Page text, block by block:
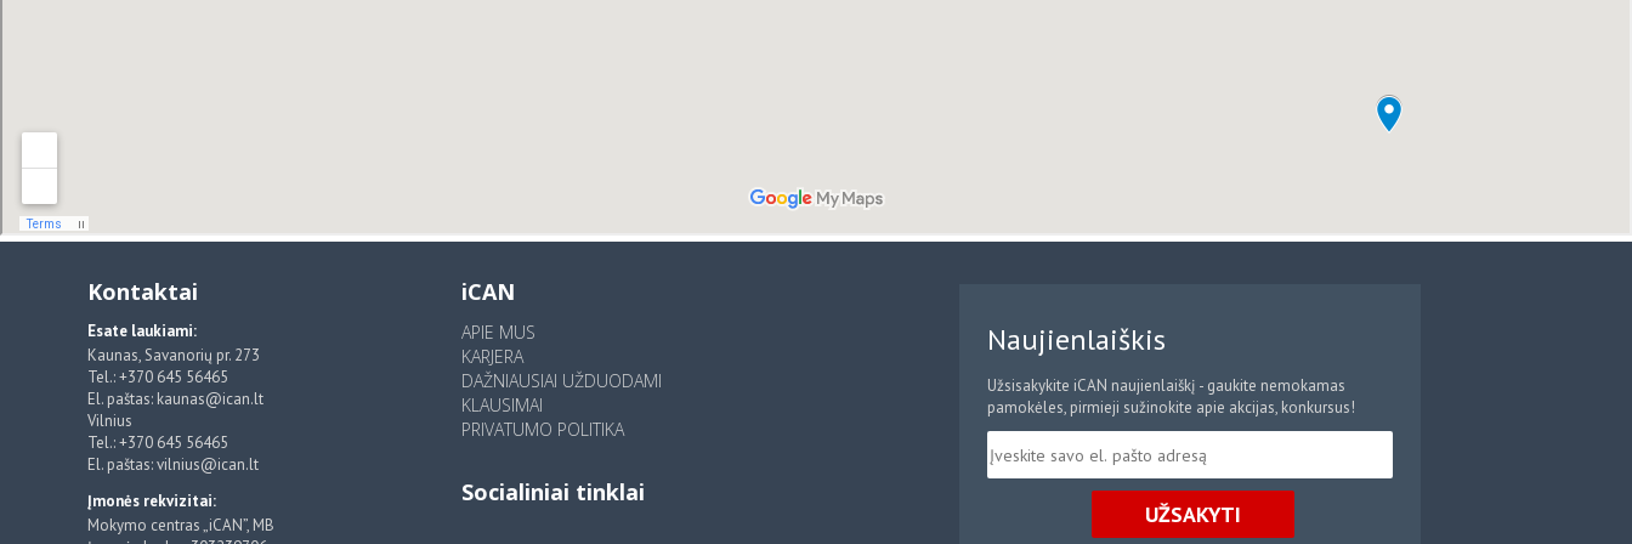
Kontaktai
Esate laukiami:
Kaunas, Savanorių pr. 273
Tel.: +370 645 56465
El. paštas: kaunas@ican.lt
Vilnius
Tel.: +370 645 56465
El. paštas: vilnius@ican.lt
Įmonės rekvizitai:
Mokymo centras „iCAN”, MB
iCAN
APIE MUS
KARJERA
DAŽNIAUSIAI UŽDUODAMI
KLAUSIMAI
PRIVATUMO POLITIKA
Socialiniai tinklai
Naujienlaiškis
Užsisakykite iCAN naujienlaiškį - gaukite nemokamas
pamokėles, pirmieji sužinokite apie akcijas, konkursus!
UŽSAKYTI